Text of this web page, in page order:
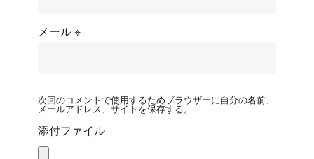
メール※
次回のコメントで使用するためブラウザーに自分の名前、
メールアドレス、サイトを保存する。
添付ファイル